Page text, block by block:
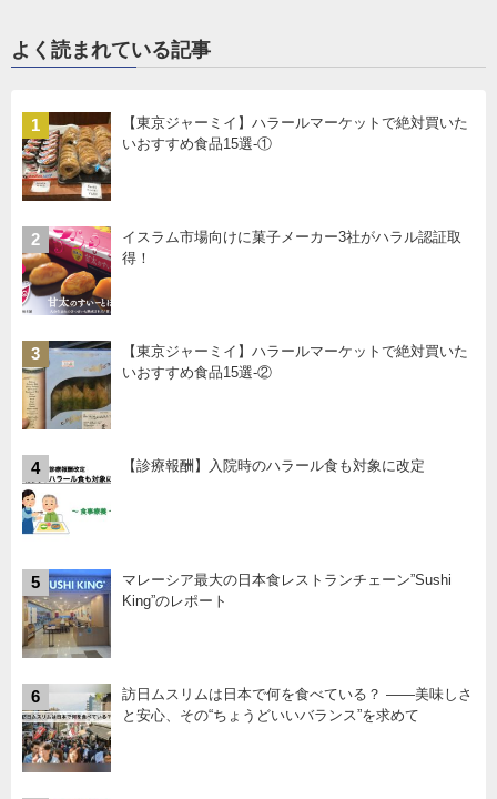
よく読まれている記事
1
【東京ジャーミイ】ハラールマーケットで絶対買いた
いおすすめ食品15選-①
2
イスラム市場向けに菓子メーカー3社がハラル認証取
得！
3
【東京ジャーミイ】ハラールマーケットで絶対買いた
いおすすめ食品15選-②
4 【診療報酬】入院時のハラール食も対象に改定
5
マレーシア最大の日本食レストランチェーン”Sushi
King”のレポート
6
訪日ムスリムは日本で何を食べている？ ――美味しさ
と安心、その“ちょうどいいバランス”を求めて